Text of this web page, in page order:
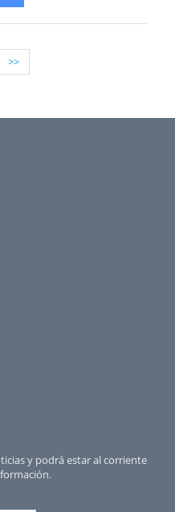
>>
y podrá estar al corriente